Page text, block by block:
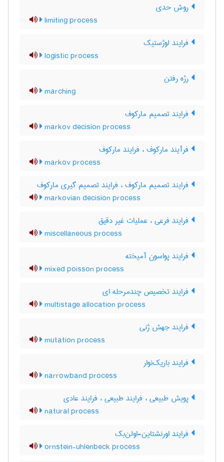
روش حدی
limiting process
فرایند لوژستیک
logistic process
رژه رفتن
marching
فرایند تصمیم مارکوف
markov decision process
فرآیند مارکوف ، فرایند مارکوف
markov process
فرایند تصمیم مارکوف ، فرایند تصمیم گیری مارکوف
markovian decision process
فرایند فرعی ، عملیات غیر دقیق
miscellaneous process
فرایند پواسون آمیخته
mixed poisson process
فرایند تخصیص چندمرحله ای
multistage allocation process
فرایند جهش ژنی
mutation process
فرایند باریک‌نوار
narrowband process
پویش طبیعی ، فرایند طبیعی ، فرایند عادی
natural process
فرایند اورنشتاین-اولن‌بک
ornstein-uhlenbeck process